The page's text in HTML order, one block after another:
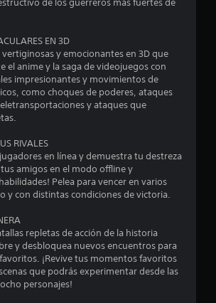
.
5
1
s
t
r
e
l
l
de los guerreros más fuertes de
EN 3D
y emocionantes en 3D que
el anime y la saga de videojuegos con
impresionantes y movimientos de
como choques de poderes, ataques
y ataques que
RIVALES
en línea y demuestra tu destreza
amigos en el modo offline y
Pelea para vencer en varios
y con distintas condiciones de victoria.
repletas de acción de la historia
y desbloquea nuevos encuentros para
¡Revive tus momentos favoritos
que podrás experimentar desde las
personajes!